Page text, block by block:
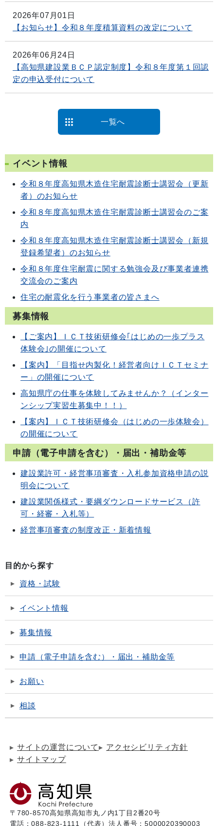
2026年07月01日
【お知らせ】令和８年度積算資料の改定について
2026年06月24日
【高知県建設業ＢＣＰ認定制度】令和８年度第１回認
定の申込受付について
一覧へ
イベント情報
令和８年度高知県木造住宅耐震診断士講習会（更新
者）のお知らせ
令和８年度高知県木造住宅耐震診断士講習会のご案
内
令和８年度高知県木造住宅耐震診断士講習会（新規
登録希望者）のお知らせ
令和８年度住宅耐震に関する勉強会及び事業者連携
交流会のご案内
住宅の耐震化を行う事業者の皆さまへ
募集情報
【ご案内】ＩＣＴ技術研修会｢はじめの一歩プラス
体験会｣の開催について
【案内】「目指せ内製化！経営者向けＩＣＴセミナ
ー」の開催について
高知県庁の仕事を体験してみませんか？（インター
ンシップ実習生募集中！！）
【案内】ＩＣＴ技術研修会（はじめの一歩体験会）
の開催について
申請（電子申請を含む）・届出・補助金等
建設業許可・経営事項審査・入札参加資格申請の説
明会について
建設業関係様式・要綱ダウンロードサービス（許
可・経審・入札等）
経営事項審査の制度改正・新着情報
目的から探す
資格・試験
イベント情報
募集情報
申請（電子申請を含む）・届出・補助金等
お願い
相談
サイトの運営について
アクセシビリティ方針
サイトマップ
〒780-8570高知県高知市丸ノ内1丁目2番20号
電話：088-823-1111（代表）法人番号：5000020390003